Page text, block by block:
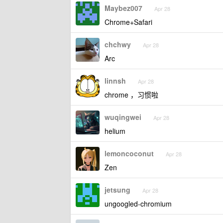
Maybez007 Apr 28
Chrome+Safari
chchwy Apr 28
Arc
linnsh Apr 28
chrome ，习惯啦
wuqingwei Apr 28
helium
lemoncoconut Apr 28
Zen
jetsung Apr 28
ungoogled-chromium